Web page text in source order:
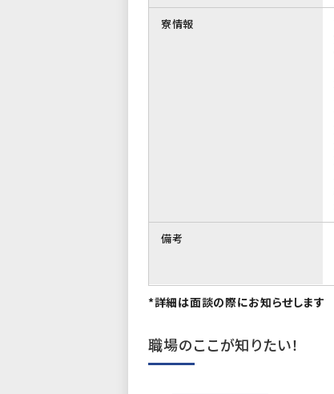
寮情報
備考
*詳細は面談の際にお知らせします
職場のここが知りたい！